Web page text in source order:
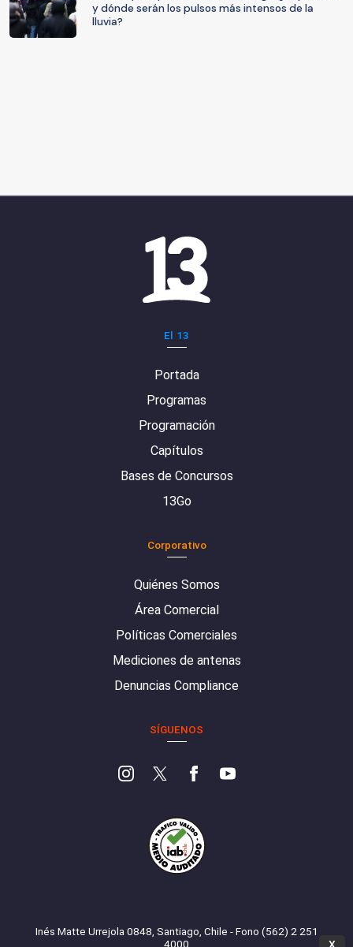
y dónde serán los pulsos más intensos de la
lluvia?
El 13
Portada
Programas
Programación
Capítulos
Bases de Concursos
13Go
Corporativo
Quiénes Somos
Área Comercial
Políticas Comerciales
Mediciones de antenas
Denuncias Compliance
SÍGUENOS
Inés Matte Urrejola 0848, Santiago, Chile - Fono (562) 2 251
4000
X